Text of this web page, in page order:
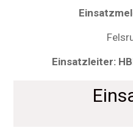
Einsatzleiter: